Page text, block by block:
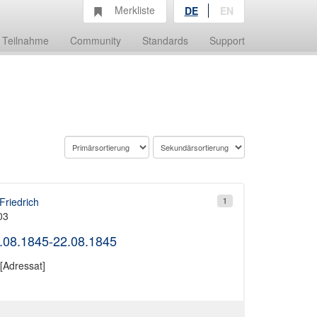
Teilnahme Community Standards Support
Merkliste DE EN
1
22.08.1845
[Adressat]